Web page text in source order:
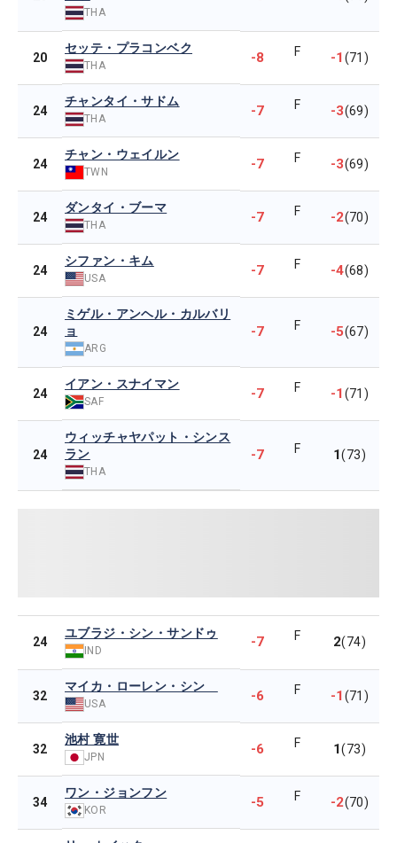
THA
20
セッテ・プラコンベク
THA -8 F -1(71)
24
チャンタイ・サドム
THA -7 F -3(69)
24
チャン・ウェイルン
TWN -7 F -3(69)
24
ダンタイ・ブーマ
THA -7 F -2(70)
24
シファン・キム
USA -7 F -4(68)
24
ミゲル・アンヘル・カルバリ
ョ
ARG
-7 F -5(67)
24
イアン・スナイマン
SAF -7 F -1(71)
24
ウィッチャヤパット・シンス
ラン
THA
-7 F 1(73)
24
ユブラジ・シン・サンドゥ
IND
-7 F 2(74)
32
マイカ・ローレン・シン
USA -6 F -1(71)
32
池村 寛世
JPN -6 F 1(73)
34
ワン・ジョンフン
KOR -5 F -2(70)